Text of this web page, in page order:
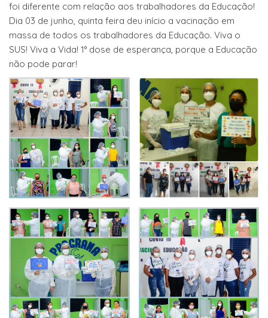
foi diferente com relação aos trabalhadores da Educação!
Dia 03 de junho, quinta feira deu início a vacinação em
massa de todos os trabalhadores da Educação. Viva o
SUS! Viva a Vida! 1° dose de esperança, porque a Educação
não pode parar!